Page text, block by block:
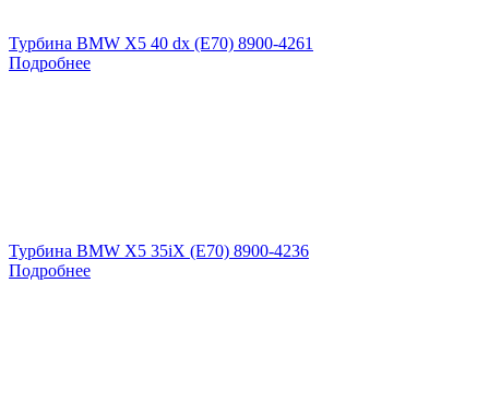
Турбина BMW X5 40 dx (E70) 8900-4261
Подробнее
Турбина BMW X5 35iX (E70) 8900-4236
Подробнее